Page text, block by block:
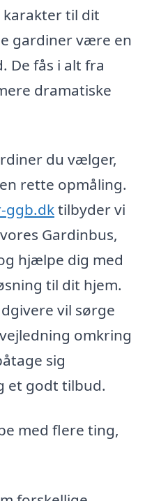
til dit
gardiner være en
De fås i alt fra
dramatiske
du vælger,
rette opmåling.
ggb.dktilbyder vi
Gardinbus,
hjælpe dig med
til dit hjem.
vil sørge
omkring
sig
et godt tilbud.
med flere ting,